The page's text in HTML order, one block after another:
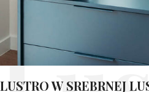
LUSTRO W SREBRNEJ